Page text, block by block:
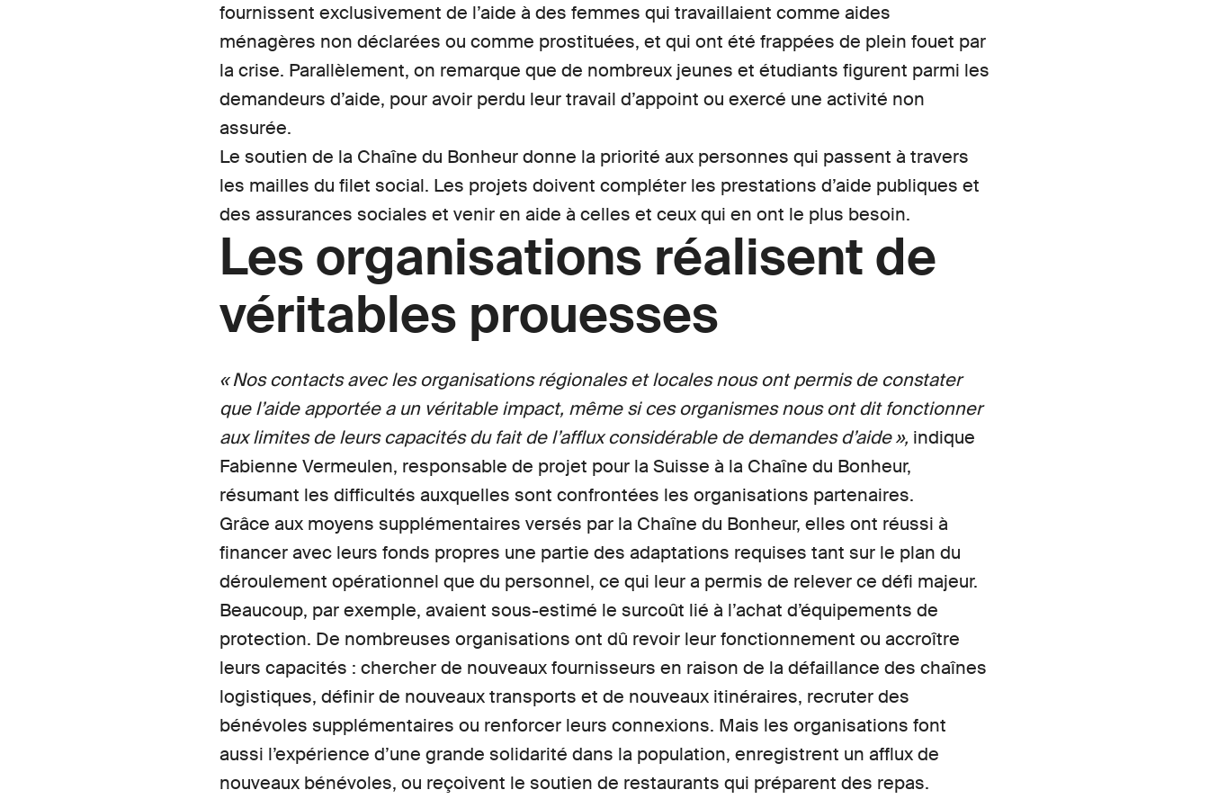
fournissent exclusivement de l’aide à des femmes qui travaillaient comme aides
ménagères non déclarées ou comme prostituées, et qui ont été frappées de plein fouet par
la crise. Parallèlement, on remarque que de nombreux jeunes et étudiants figurent parmi les
demandeurs d’aide, pour avoir perdu leur travail d’appoint ou exercé une activité non
assurée.
Le soutien de la Chaîne du Bonheur donne la priorité aux personnes qui passent à travers
les mailles du filet social. Les projets doivent compléter les prestations d’aide publiques et
des assurances sociales et venir en aide à celles et ceux qui en ont le plus besoin.
Les organisations réalisent de
véritables prouesses
« Nos contacts avec les organisations régionales et locales nous ont permis de constater
que l’aide apportée a un véritable impact, même si ces organismes nous ont dit fonctionner
aux limites de leurs capacités du fait de l’afflux considérable de demandes d’aide », indique
Fabienne Vermeulen, responsable de projet pour la Suisse à la Chaîne du Bonheur,
résumant les difficultés auxquelles sont confrontées les organisations partenaires.
Grâce aux moyens supplémentaires versés par la Chaîne du Bonheur, elles ont réussi à
financer avec leurs fonds propres une partie des adaptations requises tant sur le plan du
déroulement opérationnel que du personnel, ce qui leur a permis de relever ce défi majeur.
Beaucoup, par exemple, avaient sous-estimé le surcoût lié à l’achat d’équipements de
protection. De nombreuses organisations ont dû revoir leur fonctionnement ou accroître
leurs capacités : chercher de nouveaux fournisseurs en raison de la défaillance des chaînes
logistiques, définir de nouveaux transports et de nouveaux itinéraires, recruter des
bénévoles supplémentaires ou renforcer leurs connexions. Mais les organisations font
aussi l’expérience d’une grande solidarité dans la population, enregistrent un afflux de
nouveaux bénévoles, ou reçoivent le soutien de restaurants qui préparent des repas.